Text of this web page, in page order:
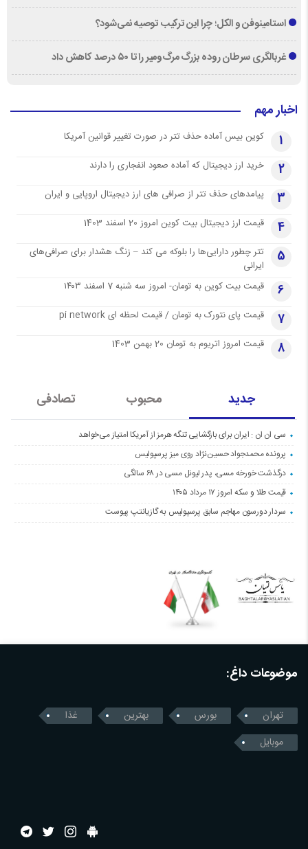
استامینوفن و الکل؛ چرا این ترکیب توصیه نمی‌شود؟
غربالگری سرطان روده بزرگ مرگ‌ومیر را تا ۵۰ درصد کاهش داد
اخبار مهم
1 کوین بیس آماده حذف تتر در صورت تغییر قوانین آمریکا
2 خرید ارز دیجیتال که آماده صعود انفجاری را دارند
3 پیامدهای حذف تتر از صرافی های ارز دیجیتال اروپایی و ایران
4 قیمت ارز دیجیتال بیت کوین امروز 20 اسفند 1403
5
تتر چطور دارایی‌ها را بلوکه می کند – زنگ هشدار برای صرافی‌های
ایرانی
6 قیمت بیت کوین به تومان- امروز سه شنبه 7 اسفند ۱۴۰۳
7 قیمت پای نتورک به تومان / قیمت لحظه ای pi network
8 قیمت امروز اتریوم به تومان 20 بهمن 1403
جدید محبوب تصادفی
سی ان ان : ایران برای بازگشایی تنگه هرمز از آمریکا امتیاز می‌خواهد
پرونده محمدجواد حسین‌نژاد روی میز پرسپولیس
درگذشت خورخه مسی، پدر لیونل مسی در ۶۸ سالگی
قیمت طلا و سکه امروز ۱۷ مرداد ۱۴۰۵
سردار دورسون مهاجم سابق پرسپولیس به گازیانتپ پیوست
موضوعات داغ:
تهران بورس بهترین
غذا
موبایل